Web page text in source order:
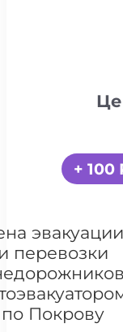
+
эвакуации
перевозки
по Покрову